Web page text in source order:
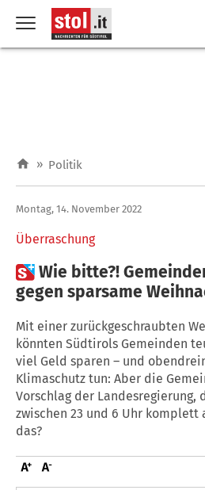
» Politik
Überraschung
Montag, 14. November 2022
Wie bitte?!
gegen sparsame
Mit einer zurückgeschraubten
könnten Südtirols Gemeinden
viel Geld sparen – und
Klimaschutz tun: Aber die
Vorschlag der Landesregierung,
zwischen 23 und 6 Uhr komplett
das?